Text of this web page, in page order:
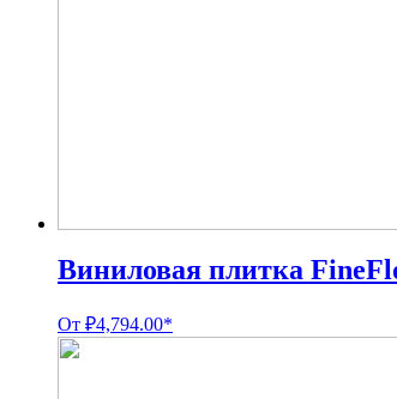
Виниловая плитка
От ₽4,794.00*